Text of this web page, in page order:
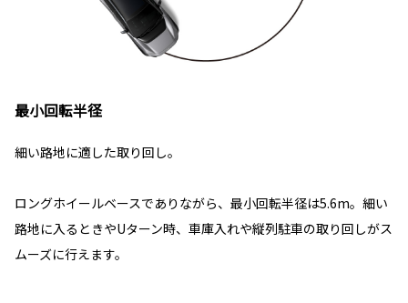
最小回転半径
細い路地に適した取り回し。
ロングホイールベースでありながら、最小回転半径は5.6m。細い
路地に入るときやUターン時、車庫入れや縦列駐車の取り回しがス
ムーズに行えます。